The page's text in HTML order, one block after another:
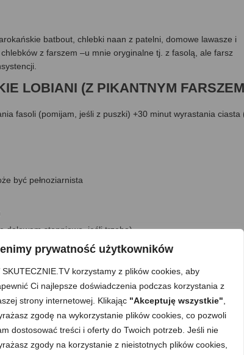
prywatność użytkowników
SKUTECZNIE.TV korzystamy z plików cookies, aby
Ci najlepsze doświadczenia podczas korzystania z
strony internetowej. Klikając "Akceptuję wszystkie"
zgodę na wykorzystanie plików cookies, co pozwoli
dostosować treści i oferty do Twoich potrzeb. Jeśli nie
zgody na korzystanie z nieistotnych plików cookies,
batbout, chlebki naan z patelni, domowe lawasze i
z farszem –u mnie oryginalne tj. z fasolą, ale farsz
LOBIANI (Z PIKANTNYM
fasoli (pomijam, jeśli z puszki) +30 minut wyrastania ciasta
być pełnoziarnista
dolewam stopniowo, jeśli trzeba)
przed namoczeniem)
cebuli
•3/4 łyżeczki arabiatty, chilli lub 1 łyżka pasty adżika